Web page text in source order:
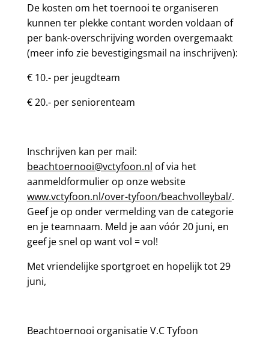
De kosten om het toernooi te organiseren
kunnen ter plekke contantworden voldaan of
per bank-overschrijving worden overgemaakt
(meer info zie bevestigingsmail na inschrijven):
€ 10.- per jeugdteam
€ 20.- per seniorenteam
Inschrijven kan per mail:
beachtoernooi@vctyfoon.nl of via het
aanmeldformulier op onze website
www.vctyfoon.nl/over-tyfoon/beachvolleybal/.
Geef je op onder vermelding van de categorie
en je teamnaam. Meld je aan vóór 20 juni, en
geef je snel op want vol = vol!
Met vriendelijke sportgroet en hopelijk tot 29
juni,
Beachtoernooi organisatie V.C Tyfoon